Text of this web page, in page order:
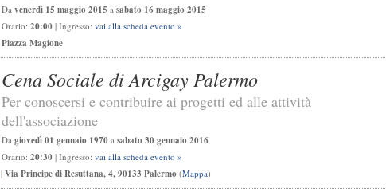
Da venerdì 15 maggio 2015 a sabato 16 maggio 2015
Orario: 20:00 | Ingresso: vai alla scheda evento »
Piazza Magione
Cena Sociale di Arcigay Palermo
Per conoscersi e contribuire ai progetti ed alle attività
dell'associazione
Da giovedì 01 gennaio 1970 a sabato 30 gennaio 2016
Orario: 20:30 | Ingresso: vai alla scheda evento »
| Via Principe di Resuttana, 4, 90133 Palermo (Mappa)